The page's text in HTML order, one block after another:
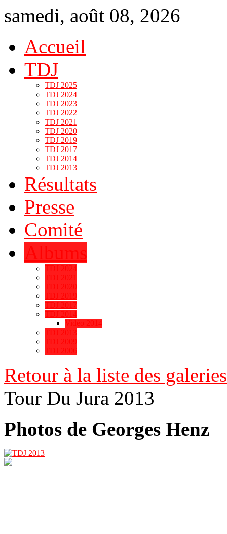
samedi, août 08, 2026
Accueil
TDJ
TDJ 2025
TDJ 2024
TDJ 2023
TDJ 2022
TDJ 2021
TDJ 2020
TDJ 2019
TDJ 2017
TDJ 2014
TDJ 2013
Résultats
Presse
Comité
Albums
TDJ 2024
TDJ 2021
TDJ 2020
TDJ 2019
TDJ 2017
TDJ 2014
Vidéo 2014
TDJ 2013
TDJ 2009
TDJ 2006
Retour à la liste des galeries
Tour Du Jura 2013
Photos de Georges Henz